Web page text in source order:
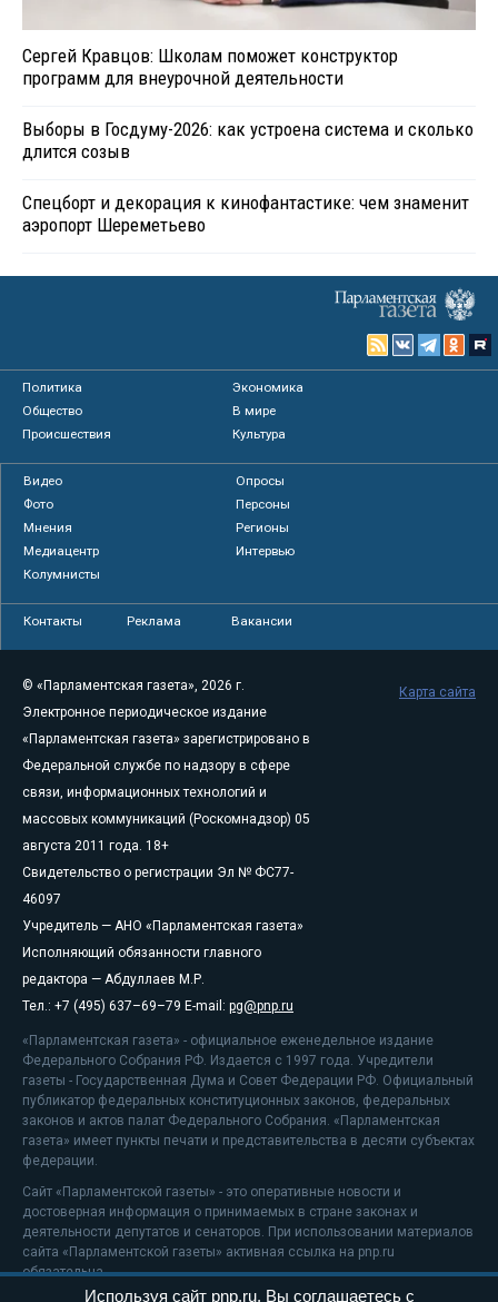
Сергей Кравцов: Школам поможет конструктор
программ для внеурочной деятельности
Выборы в Госдуму-2026: как устроена система и сколько
длится созыв
Спецборт и декорация к кинофантастике: чем знаменит
аэропорт Шереметьево
Политика
Экономика
Общество
В мире
Происшествия
Культура
Видео
Опросы
Фото
Персоны
Мнения
Регионы
Медиацентр
Интервью
Колумнисты
Контакты Реклама Вакансии
© «Парламентская газета», 2026 г.
Электронное периодическое издание
«Парламентская газета» зарегистрировано в
Федеральной службе по надзору в сфере
связи, информационных технологий и
массовых коммуникаций (Роскомнадзор) 05
августа 2011 года. 18+
Свидетельство о регистрации Эл № ФС77-
46097
Учредитель — АНО «Парламентская газета»
Исполняющий обязанности главного
редактора — Абдуллаев М.Р.
Тел.: +7 (495) 637–69–79 E-mail: pg@pnp.ru
«Парламентская газета» - официальное еженедельное издание
Федерального Собрания РФ. Издается с 1997 года. Учредители
газеты - Государственная Дума и Совет Федерации РФ. Официальный
публикатор федеральных конституционных законов, федеральных
законов и актов палат Федерального Собрания. «Парламентская
газета» имеет пункты печати и представительства в десяти субъектах
федерации.
Сайт «Парламентской газеты» - это оперативные новости и
достоверная информация о принимаемых в стране законах и
деятельности депутатов и сенаторов. При использовании материалов
сайта «Парламентской газеты» активная ссылка на pnp.ru
обязательна.
Карта сайта
Используя сайт pnp.ru, Вы соглашаетесь с